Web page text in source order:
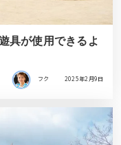
具が使用できるよ
フク 2025年2月9日